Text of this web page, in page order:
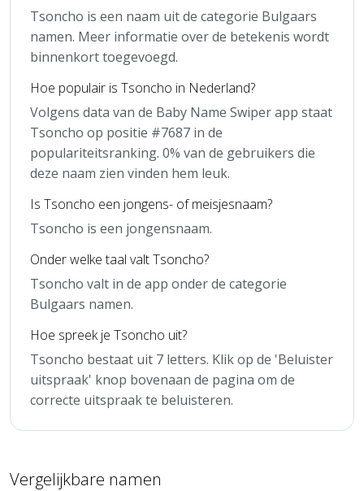
Tsoncho is een naam uit de categorie Bulgaars
namen. Meer informatie over de betekenis wordt
binnenkort toegevoegd.
Hoe populair is Tsoncho in Nederland?
Volgens data van de Baby Name Swiper app staat
Tsoncho op positie #7687 in de
populariteitsranking. 0% van de gebruikers die
deze naam zien vinden hem leuk.
Is Tsoncho een jongens- of meisjesnaam?
Tsoncho is een jongensnaam.
Onder welke taal valt Tsoncho?
Tsoncho valt in de app onder de categorie
Bulgaars namen.
Hoe spreek je Tsoncho uit?
Tsoncho bestaat uit 7 letters. Klik op de 'Beluister
uitspraak' knop bovenaan de pagina om de
correcte uitspraak te beluisteren.
Vergelijkbare namen